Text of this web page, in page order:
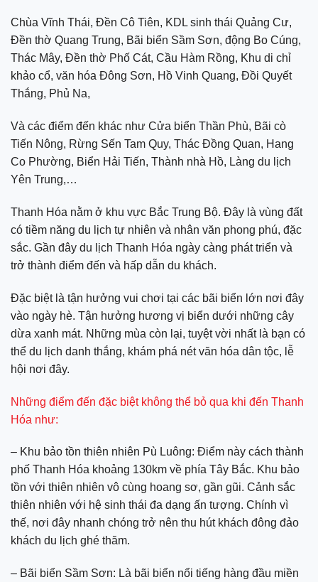
Chùa Vĩnh Thái, Đền Cô Tiên, KDL sinh thái Quảng Cư,
Đền thờ Quang Trung, Bãi biển Sầm Sơn, động Bo Cúng,
Thác Mây, Đền thờ Phố Cát, Cầu Hàm Rồng, Khu di chỉ
khảo cổ, văn hóa Đông Sơn, Hồ Vinh Quang, Đồi Quyết
Thắng, Phủ Na,
Và các điểm đến khác như Cửa biển Thần Phù, Bãi cò
Tiến Nông, Rừng Sến Tam Quy, Thác Đồng Quan, Hang
Co Phường, Biển Hải Tiến, Thành nhà Hồ, Làng du lịch
Yên Trung,…
Thanh Hóa nằm ở khu vực Bắc Trung Bộ. Đây là vùng đất
có tiềm năng du lịch tự nhiên và nhân văn phong phú, đặc
sắc. Gần đây du lịch Thanh Hóa ngày càng phát triển và
trở thành điểm đến và hấp dẫn du khách.
Đặc biệt là tận hưởng vui chơi tại các bãi biển lớn nơi đây
vào ngày hè. Tận hưởng hương vị biển dưới những cây
dừa xanh mát. Những mùa còn lại, tuyệt vời nhất là bạn có
thể du lịch danh thắng, khám phá nét văn hóa dân tộc, lễ
hội nơi đây.
Những điểm đến đặc biệt không thể bỏ qua khi đến Thanh
Hóa như:
– Khu bảo tồn thiên nhiên Pù Luông: Điểm này cách thành
phố Thanh Hóa khoảng 130km về phía Tây Bắc. Khu bảo
tồn với thiên nhiên vô cùng hoang sơ, gần gũi. Cảnh sắc
thiên nhiên với hệ sinh thái đa dạng ấn tượng. Chính vì
thế, nơi đây nhanh chóng trở nên thu hút khách đông đảo
khách du lịch ghé thăm.
– Bãi biển Sầm Sơn: Là bãi biển nổi tiếng hàng đầu miền